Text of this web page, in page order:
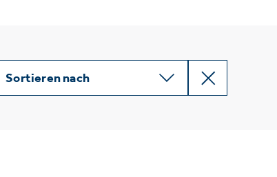
Sortieren nach